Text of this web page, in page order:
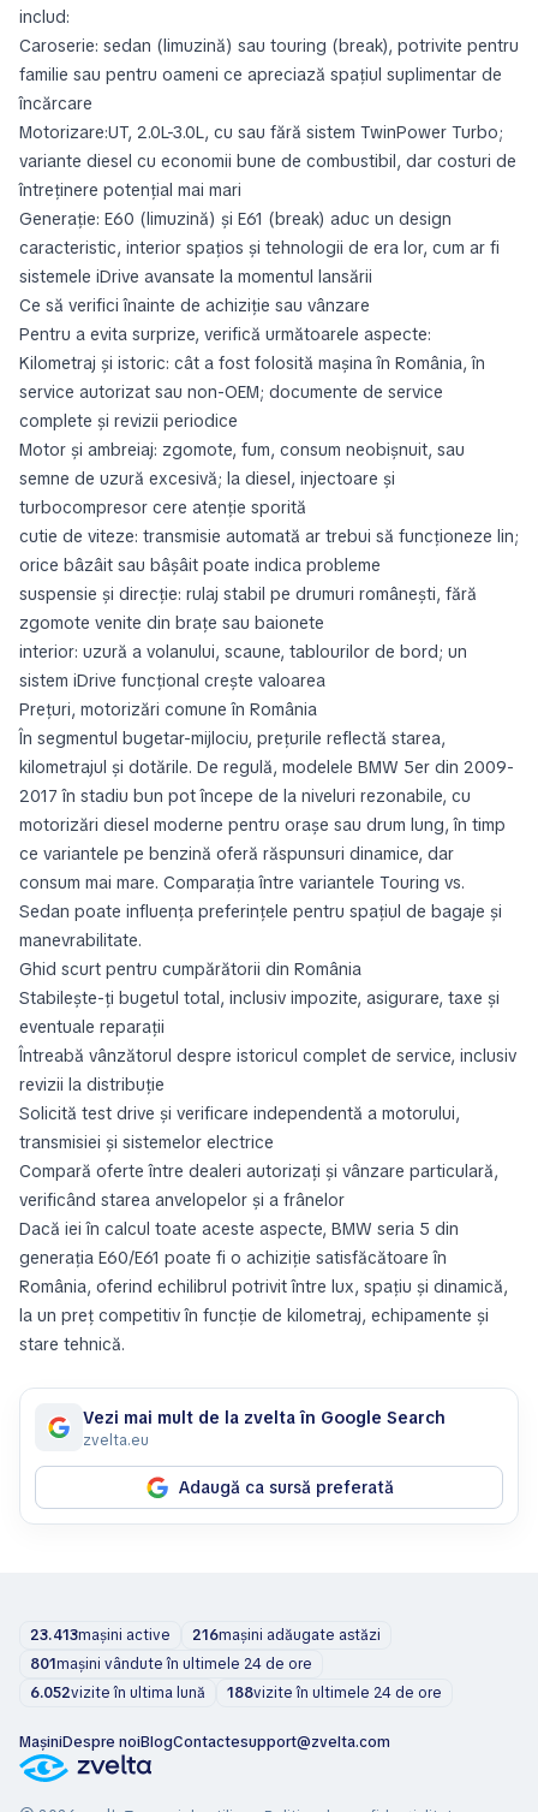
includ:
Caroserie: sedan (limuzină) sau touring (break), potrivite pentru
familie sau pentru oameni ce apreciază spațiul suplimentar de
încărcare
Motorizare:UT, 2.0L-3.0L, cu sau fără sistem TwinPower Turbo;
variante diesel cu economii bune de combustibil, dar costuri de
întreținere potențial mai mari
Generație: E60 (limuzină) și E61 (break) aduc un design
caracteristic, interior spațios și tehnologii de era lor, cum ar fi
sistemele iDrive avansate la momentul lansării
Ce să verifici înainte de achiziție sau vânzare
Pentru a evita surprize, verifică următoarele aspecte:
Kilometraj și istoric: cât a fost folosită mașina în România, în
service autorizat sau non-OEM; documente de service
complete și revizii periodice
Motor și ambreiaj: zgomote, fum, consum neobișnuit, sau
semne de uzură excesivă; la diesel, injectoare și
turbocompresor cere atenție sporită
cutie de viteze: transmisie automată ar trebui să funcționeze lin;
orice bâzâit sau bâşâit poate indica probleme
suspensie și direcție: rulaj stabil pe drumuri românești, fără
zgomote venite din brațe sau baionete
interior: uzură a volanului, scaune, tablourilor de bord; un
sistem iDrive funcțional crește valoarea
Prețuri, motorizări comune în România
În segmentul bugetar-mijlociu, prețurile reflectă starea,
kilometrajul și dotările. De regulă, modelele BMW 5er din 2009-
2017 în stadiu bun pot începe de la niveluri rezonabile, cu
motorizări diesel moderne pentru orașe sau drum lung, în timp
ce variantele pe benzină oferă răspunsuri dinamice, dar
consum mai mare. Comparația între variantele Touring vs.
Sedan poate influența preferințele pentru spațiul de bagaje și
manevrabilitate.
Ghid scurt pentru cumpărătorii din România
Stabilește-ți bugetul total, inclusiv impozite, asigurare, taxe și
eventuale reparații
Întreabă vânzătorul despre istoricul complet de service, inclusiv
revizii la distribuție
Solicită test drive și verificare independentă a motorului,
transmisiei și sistemelor electrice
Compară oferte între dealeri autorizați și vânzare particulară,
verificând starea anvelopelor și a frânelor
Dacă iei în calcul toate aceste aspecte, BMW seria 5 din
generația E60/E61 poate fi o achiziție satisfăcătoare în
România, oferind echilibrul potrivit între lux, spațiu și dinamică,
la un preț competitiv în funcție de kilometraj, echipamente și
stare tehnică.
Vezi mai mult de la zvelta în Google Search
zvelta.eu
Adaugă ca sursă preferată
23.413mașini active 216mașini adăugate astăzi
801mașini vândute în ultimele 24 de ore
6.052vizite în ultima lună 188vizite în ultimele 24 de ore
MașiniDespre noiBlogContactesupport@zvelta.com